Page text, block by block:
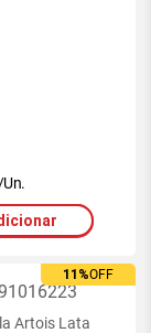
/Un.
11%OFF
Artois Lata